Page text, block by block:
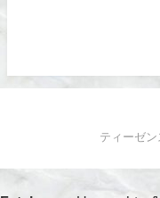
ティーゼン